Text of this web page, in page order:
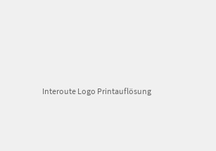
Interoute Logo Printauflösung